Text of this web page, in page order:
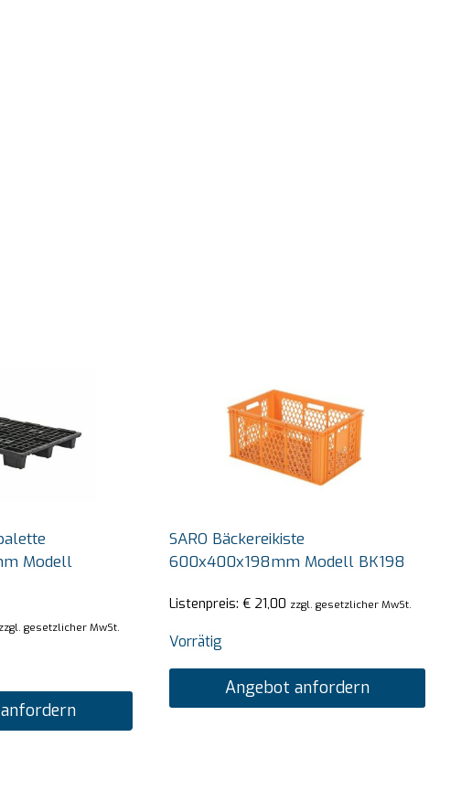
Modell
zzgl. gesetzlicher MwSt.
SARO Bäckereikiste
600x400x198mm Modell BK198
Listenpreis: €21,00 zzgl. gesetzlicher MwSt.
Vorrätig
Angebot anfordern